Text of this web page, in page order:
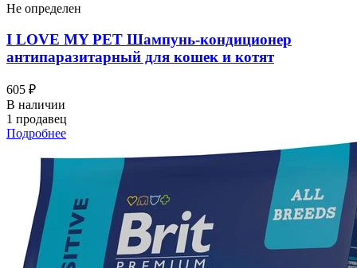
Не определен
I LOVЕ MY PET Шампунь-кондиционер
антипаразитарный для кошек и котят
605 ₽
В наличии
1 продавец
Подробнее